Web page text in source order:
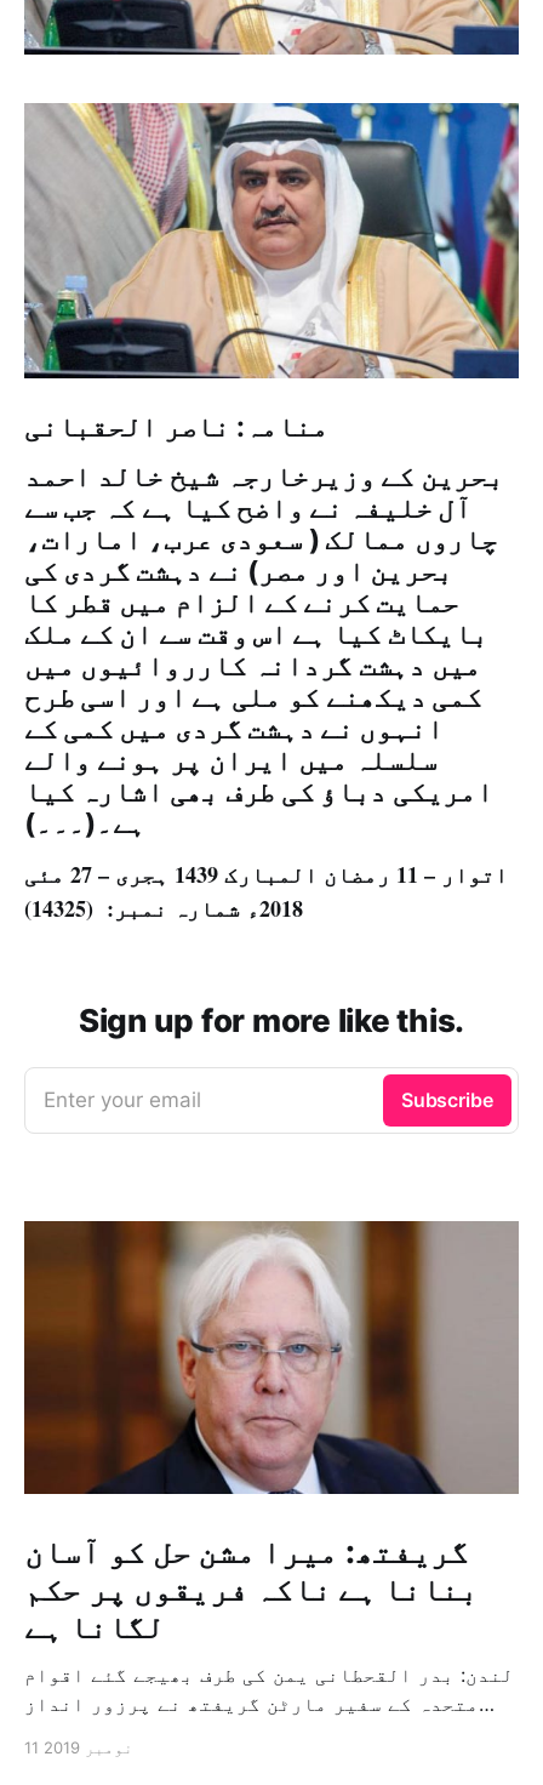
منامہ: ناصر الحقبانی
بحرین کے وزیرخارجہ شیخ خالد احمد
آل خلیفہ نے واضح کیا ہے کہ جب سے
چاروں ممالک ( سعودی عرب، امارات،
بحرین اور مصر) نے دہشت گردی کی
حمایت کرنے کے الزام میں قطر کا
بایکاٹ کیا ہے اس وقت سے ان کے ملک
میں دہشت گردانہ کارروائیوں میں
کمی دیکھنے کو ملی ہے اور اسی طرح
انہوں نے دہشت گردی میں کمی کے
سلسلہ میں ایران پر ہونے والے
امریکی دباؤ کی طرف بھی اشارہ کیا
ہے۔(۔۔۔)
اتوار – 11 رمضان المبارک 1439 ہجری – 27 مئی
2018ء شمارہ نمبر: (14325)
Sign up for more like this.
Enter your email Subscribe
گریفتھ: میرا مشن حل کو آسان
بنانا ہے ناکہ فریقوں پر حکم
لگانا ہے
لندن: بدر القحطانی یمن کی طرف بھیجے گئے اقوام
متحدہ کے سفیر مارٹن گریفتھ نے پرزور انداز
ثالثی اور اس کشمکش کی حدبندی کرنے کے لئے ایک
11 نومبر 2019